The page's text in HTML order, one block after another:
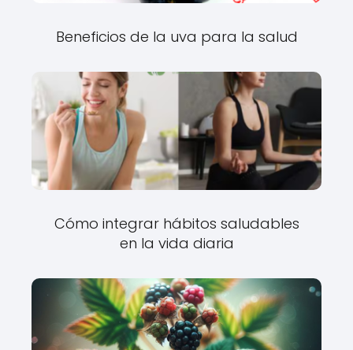
Beneficios de la uva para la salud
Cómo integrar hábitos saludables
en la vida diaria